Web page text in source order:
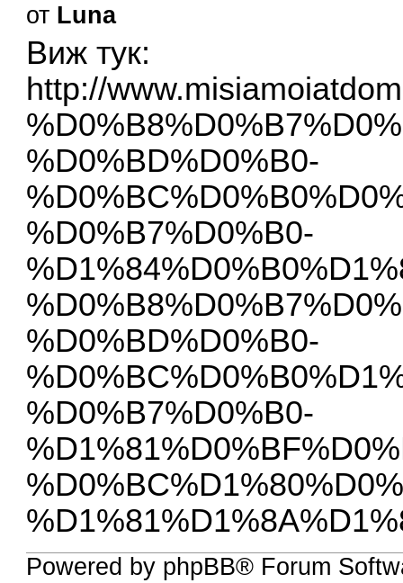
от Luna
Виж тук:
http://
%D0%BD%D0%B0-
%D0%B7%D0%B0-
%D0%BD%D0%B0-
%D0%B7%D0%B0-
Powered by phpBB® Forum